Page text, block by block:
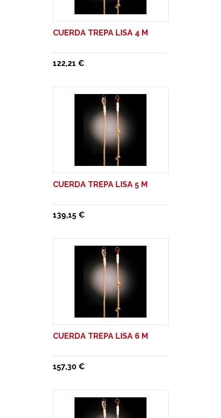
CUERDA TREPA LISA 4 M
122,21 €
CUERDA TREPA LISA 5 M
139,15 €
CUERDA TREPA LISA 6 M
157,30 €